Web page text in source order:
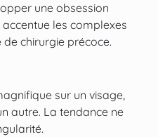
une obsession
les complexes
chirurgie précoce.
sur un visage,
autre. La tendance ne